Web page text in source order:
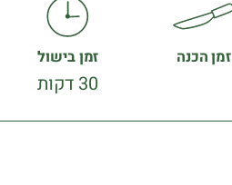
זמן הכנה זמן בישול
30 דקות